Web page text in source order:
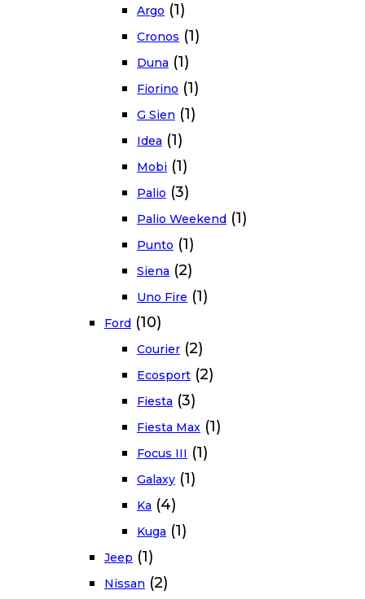
Argo (1)
Cronos (1)
Duna (1)
Fiorino (1)
G Sien (1)
Idea (1)
Mobi (1)
Palio (3)
Palio Weekend (1)
Punto (1)
Siena (2)
Uno Fire (1)
Ford (10)
Courier (2)
Ecosport (2)
Fiesta (3)
Fiesta Max (1)
Focus III (1)
Galaxy (1)
Ka (4)
Kuga (1)
Jeep (1)
Nissan (2)